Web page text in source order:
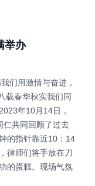
举办
们用激情与奋进，
载春华秋实我们同
年10月14日，
仁共同回顾了过去
的指针靠近10：14
律师们将手放在刀
的蛋糕。现场气氛